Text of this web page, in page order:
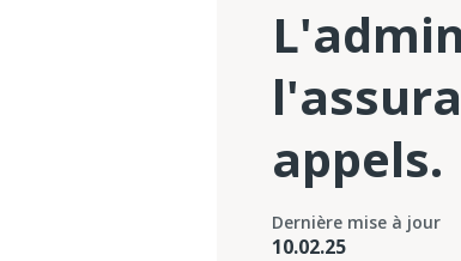
appels.
Dernière mise à jour
10.02.25